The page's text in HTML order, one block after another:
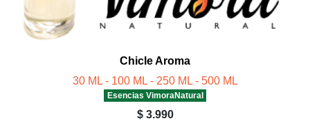
Chicle Aroma
30 ML - 100 ML - 250 ML - 500 ML
Esencias VimoraNatural
$ 3.990